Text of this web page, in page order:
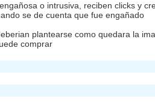
o intrusiva, reciben clicks y
se de cuenta que fue engañado
plantearse como quedara la
comprar